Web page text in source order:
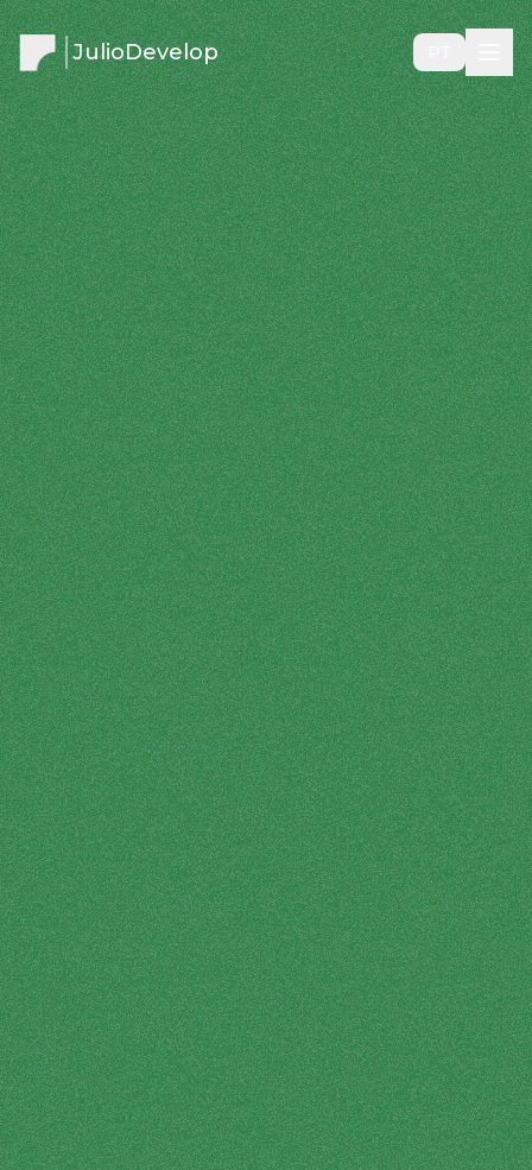
JulioDevelop